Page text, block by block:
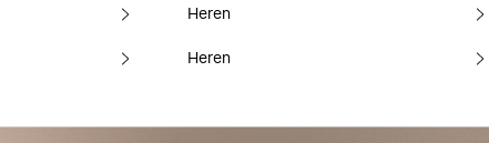
Heren
Heren